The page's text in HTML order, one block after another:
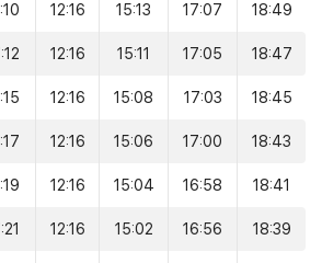
12:16 15:13 17:07 18:49
12:16 15:11 17:05 18:47
12:16 15:08 17:03 18:45
12:16 15:06 17:00 18:43
12:16 15:04 16:58 18:41
12:16 15:02 16:56 18:39